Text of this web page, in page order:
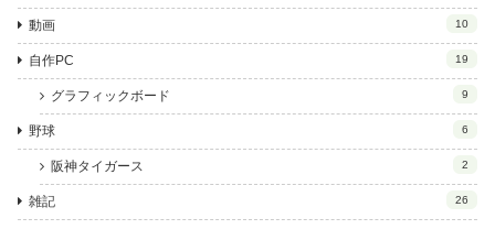
動画 10
自作PC 19
グラフィックボード 9
野球 6
阪神タイガース 2
雑記 26